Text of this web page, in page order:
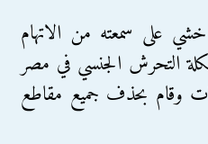
على سمعته من الاتهام
التحرش الجنسي في مصر
وقام بحذف جميع مقاطع